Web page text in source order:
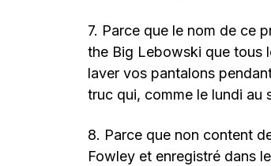
7. Parce que le nom de ce
the Big Lebowski que tous
laver vos pantalons
truc qui, comme le lundi au
8. Parce que non content
Fowley et enregistré dans